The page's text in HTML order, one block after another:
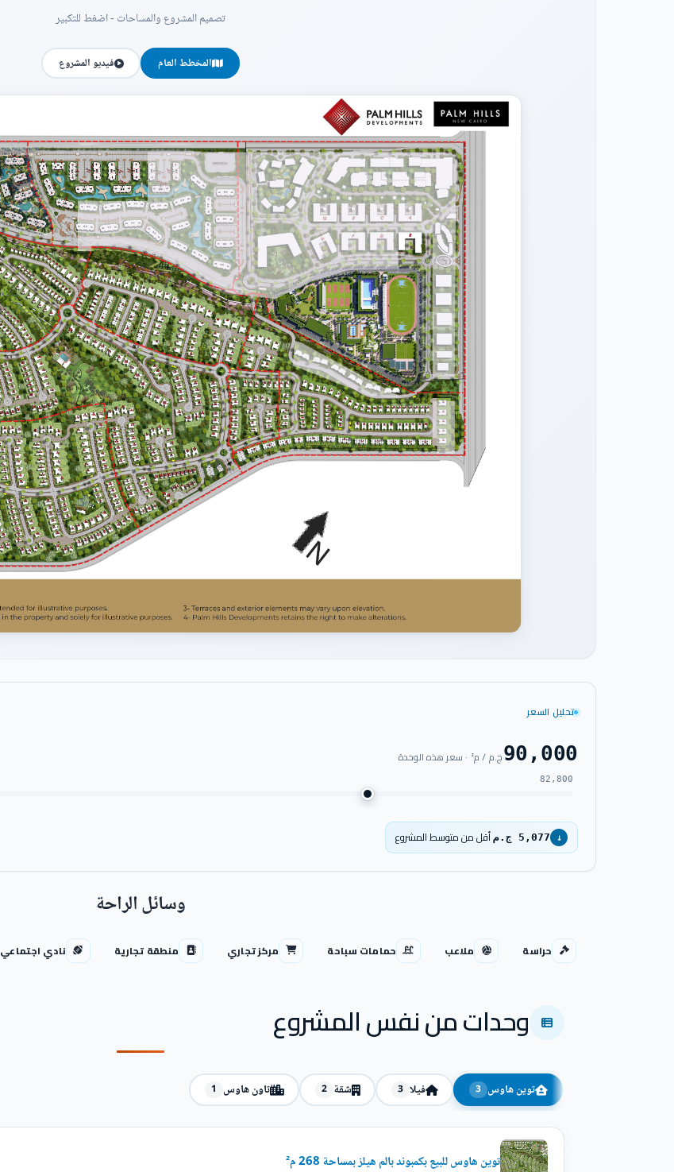
تصميم المشروع والمساحات - اضغط للتكبير
المخطط العام فيديو المشروع
تحليل السعر
90,000ج.م / م² · سعر هذه الوحدة
82,800
↓ 5,077 ج.م أقل من متوسط المشروع
وسائل الراحة
حراسة ملاعب حمامات سباحة مركز تجاري منطقة تجارية نادي اجتماعي
وحدات من نفس المشروع
توين هاوس 3 فيلا 3 شقة 2 تاون هاوس 1
توين هاوس للبيع بكمبوند بالم هيلز بمساحة 268 م²